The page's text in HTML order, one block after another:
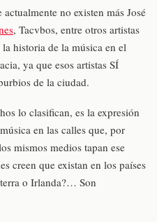
no existen más José
, Tacvbos, entre otros artistas
historia de la música en el
ya que esos artistas SÍ
de la ciudad.
lo clasifican, es la expresión
en las calles que, por
mismos medios tapan ese
creen que existan en los países
o Irlanda?… Son